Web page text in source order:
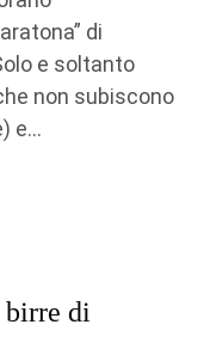
di
e soltanto
non subiscono
e...
di